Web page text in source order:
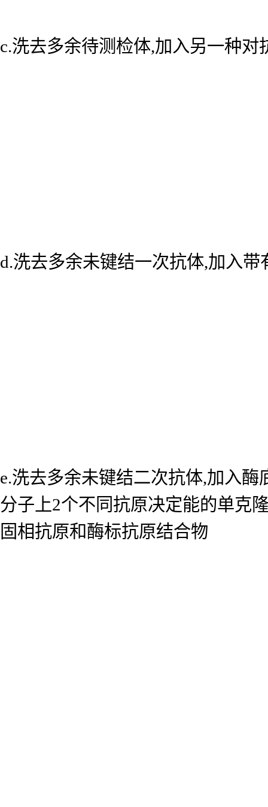
c.洗去多余待测检体,加入另一种
d.洗去多余未键结一次抗体,加入
e.洗去多余未键结二次抗体,加入
分子上2个不同抗原决定能的单克
固相抗原和酶标抗原结合物